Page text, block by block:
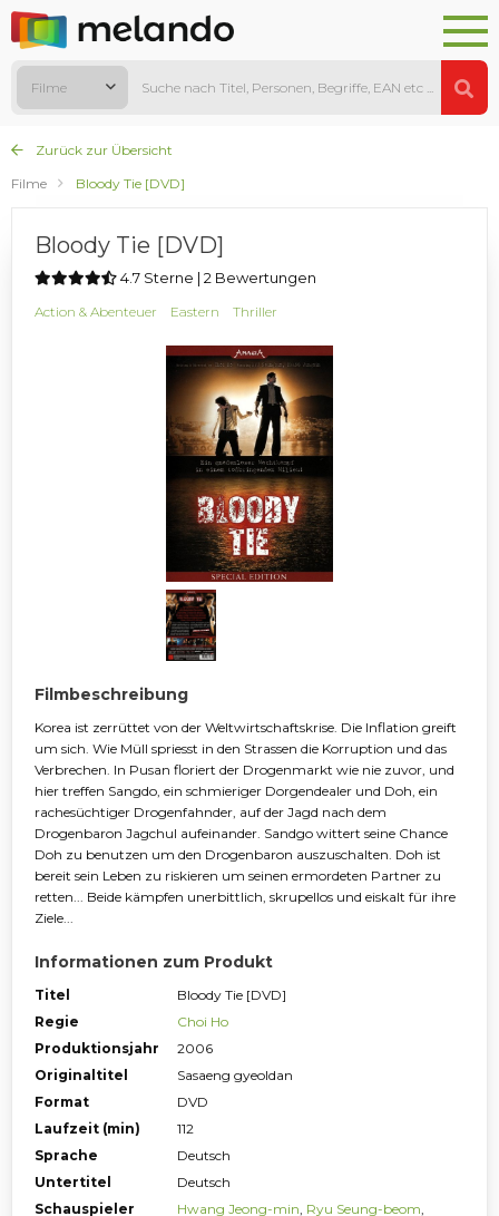
Filme
Zurück zur Übersicht
Filme
Bloody Tie [DVD]
Bloody Tie [DVD]
4.7 Sterne | 2 Bewertungen
Action & Abenteuer Eastern Thriller
Filmbeschreibung
Korea ist zerrüttet von der Weltwirtschaftskrise. Die Inflation greift
um sich. Wie Müll spriesst in den Strassen die Korruption und das
Verbrechen. In Pusan floriert der Drogenmarkt wie nie zuvor, und
hier treffen Sangdo, ein schmieriger Dorgendealer und Doh, ein
rachesüchtiger Drogenfahnder, auf der Jagd nach dem
Drogenbaron Jagchul aufeinander. Sandgo wittert seine Chance
Doh zu benutzen um den Drogenbaron auszuschalten. Doh ist
bereit sein Leben zu riskieren um seinen ermordeten Partner zu
retten... Beide kämpfen unerbittlich, skrupellos und eiskalt für ihre
Ziele...
Informationen zum Produkt
Titel
Bloody Tie [DVD]
Regie
Choi Ho
Produktionsjahr
2006
Originaltitel
Sasaeng gyeoldan
Format
DVD
Laufzeit (min)
112
Sprache
Deutsch
Untertitel
Deutsch
Schauspieler
Hwang Jeong-min Ryu Seung-beom